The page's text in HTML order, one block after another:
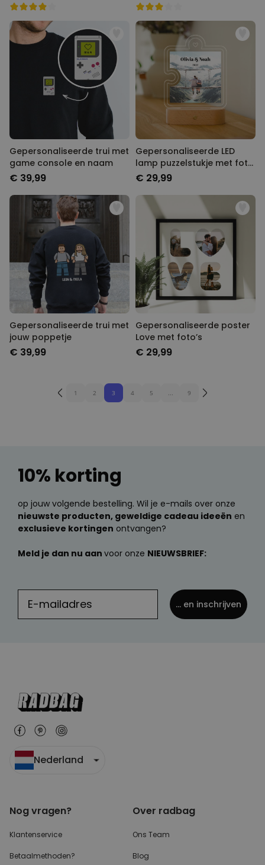
Gepersonaliseerde trui met
game console en naam
€ 39,99
Gepersonaliseerde LED
lamp puzzelstukje met foto
en tekst
€ 29,99
Gepersonaliseerde trui met
jouw poppetje
€ 39,99
Gepersonaliseerde poster
Love met foto’s
€ 29,99
1 2 3 4 5 ... 9
10% korting
op jouw volgende bestelling. Wil je e-mails over onze
nieuwste producten, geweldige cadeau ideeën en
exclusieve kortingen ontvangen?
Meld je dan nu aan voor onze NIEUWSBRIEF:
... en inschrijven
Nederland
Nog vragen?
Klantenservice
Betaalmethoden?
Over radbag
Ons Team
Blog